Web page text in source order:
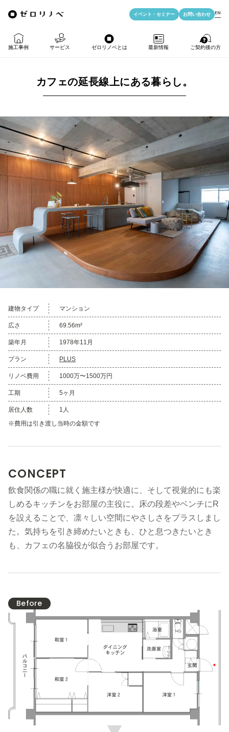
施工事例 サービス
物件購入＋リノベ
物件購入
売却・住み替え
法人向けリノベ
リノベ料金プラン
ゼロリノベとは
ゼロリノベの特徴
ゼロリノベの安心予算
満足度アンケート
メディア掲載
最新情報
イベント・セミナー
資料ダウンロード
よくある質問
ご契約後の方
LIFE PASSPORT
イベント・ セミナー お問い合わせ EN
カフェの延長線上にある暮らし。
建物タイプ マンション
広さ 69.56m²
築年月 1978年11月
プラン PLUS
リノベ費用 1000万〜1500万円
工期 5ヶ月
居住人数
1人
※費用は引き渡し当時の金額です
CONCEPT
飲食関係の職に就く施主様が快適に、そして視覚的にも楽
しめるキッチンをお部屋の主役に。床の段差やベンチにR
を設えることで、凛々しい空間にやさしさをプラスしまし
た。気持ちを引き締めたいときも、ひと息つきたいとき
も、カフェの名脇役が似合うお部屋です。
Before